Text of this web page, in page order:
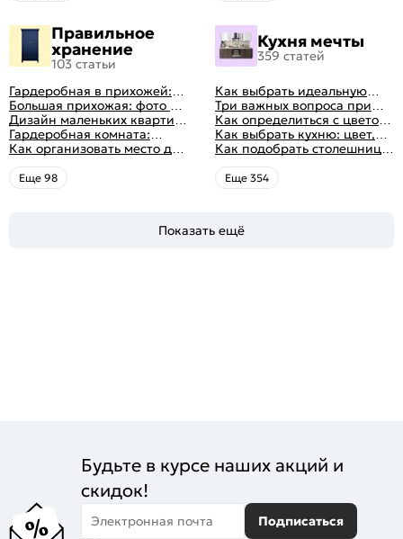
Правильное
хранение
103 статьи
Гардеробная в прихожей:
виды, фото в интерьере,
идеи дизайна
Большая прихожая: фото с
функциональным
распределением дизайна
Дизайн маленьких квартир:
10 идей для дизайна
интерьера с фото
Гардеробная комната:
дизайн, планировка, советы
по обустройству,
распространенные ошибки
Как организовать место для
хранения на балконе
Eще 98
Кухня мечты
359 статей
Как выбрать идеальную
планировку для кухни
Три важных вопроса при
выборе кухни: готовка,
посуда, комфорт
Как определиться с цветом
кухни: светлые, темные,
яркие
Как выбрать кухню: цвет,
планировка, аксессуары
Как подобрать столешницу
для кухни по цвету
Eще 354
Показать ещё
Будьте в курсе наших акций и
скидок!
Электронная почта Подписаться